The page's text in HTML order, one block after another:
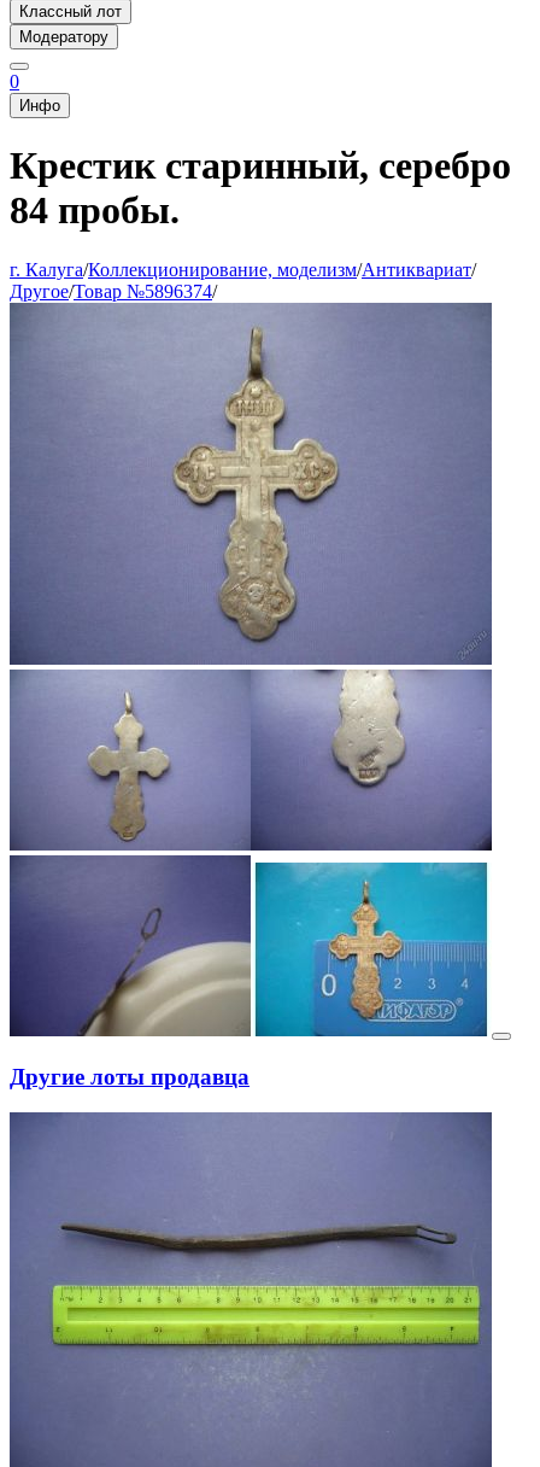
Классный лот
Модератору
0
Инфо
Крестик старинный, серебро
84 пробы.
г. Калуга/Коллекционирование, моделизм/Антиквариат/
Другое/Товар №5896374/
Другие лоты продавца